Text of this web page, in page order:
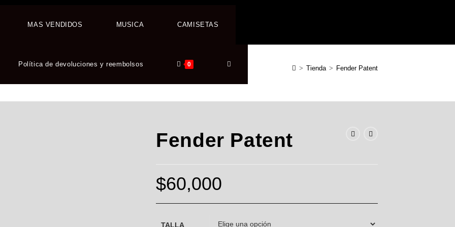
MAS VENDIDOS MUSICA CAMISETAS
Política de devoluciones y reembolsos 0 Alternar
búsqueda
de
web
> Tienda > Fender Patent
Fender Patent
$60,000
TALLA